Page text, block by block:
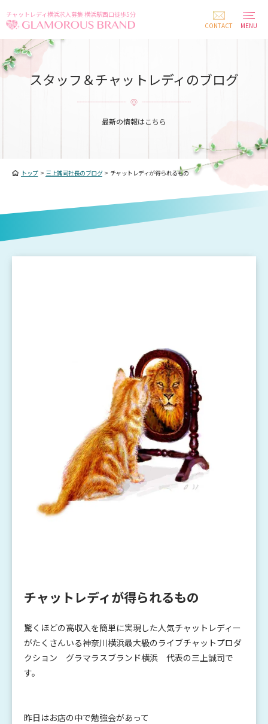
チャットレディ横浜求人募集 横浜駅西口徒歩5分
CONTACT
MENU
スタッフ＆チャットレディのブログ
最新の情報はこちら
トップ> 三上誠司社長のブログ> チャットレディが得られるもの
チャットレディが得られるもの
驚くほどの高収入を簡単に実現した人気チャットレディー
がたくさんいる神奈川横浜最大級のライブチャットプロダ
クション グラマラスブランド横浜 代表の三上誠司で
す。
昨日はお店の中で勉強会があって